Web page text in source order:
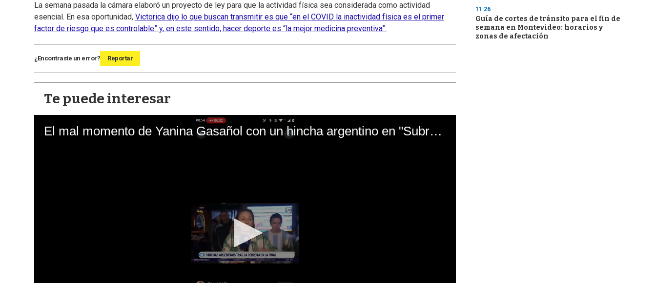
La semana pasada la cámara elaboró un proyecto de ley para que la actividad física sea considerada como actividad
esencial. En esa oportunidad, Victorica dijo lo que buscan transmitir es que “en el COVID la inactividad física es el primer
factor de riesgo que es controlable” y, en este sentido, hacer deporte es “la mejor medicina preventiva”.
¿Encontraste un error? Reportar
Te puede interesar
El mal momento de Yanina Gasañol con un hincha argentino en "Subrayado"
11:26
Guía de cortes de tránsito para el fin de
semana en Montevideo: horarios y
zonas de afectación